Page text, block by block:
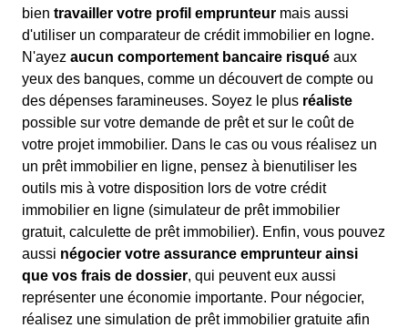
bien travailler votre profil emprunteur mais aussi
d'utiliser un comparateur de crédit immobilier en logne.
N'ayez aucun comportement bancaire risqué aux
yeux des banques, comme un découvert de compte ou
des dépenses faramineuses. Soyez le plus réaliste
possible sur votre demande de prêt et sur le coût de
votre projet immobilier. Dans le cas ou vous réalisez un
un prêt immobilier en ligne, pensez à bienutiliser les
outils mis à votre disposition lors de votre crédit
immobilier en ligne (simulateur de prêt immobilier
gratuit, calculette de prêt immobilier). Enfin, vous pouvez
aussi négocier votre assurance emprunteur ainsi
que vos frais de dossier, qui peuvent eux aussi
représenter une économie importante. Pour négocier,
réalisez une simulation de prêt immobilier gratuite afin